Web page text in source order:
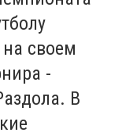
своем
-
В